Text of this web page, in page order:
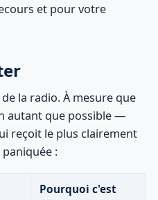
et pour votre
la radio. À mesure que
autant que possible —
reçoit le plus clairement
:
Pourquoi c'est